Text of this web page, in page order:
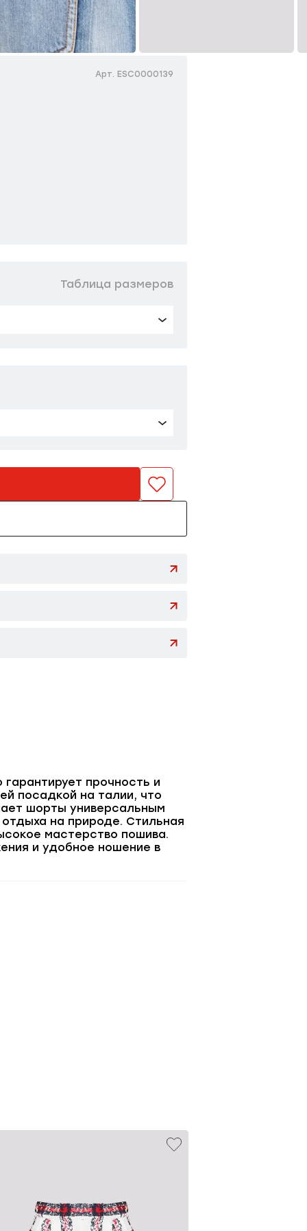
Арт. ESC0000139
Таблица размеров
прочность и
посадкой на талии, что
шорты универсальным
на природе. Стильная
мастерство пошива.
и удобное ношение в